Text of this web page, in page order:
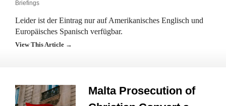
Briefings
Leider ist der Eintrag nur auf Amerikanisches Englisch und
Europäisches Spanisch verfügbar.
View This Article →
Malta Prosecution of